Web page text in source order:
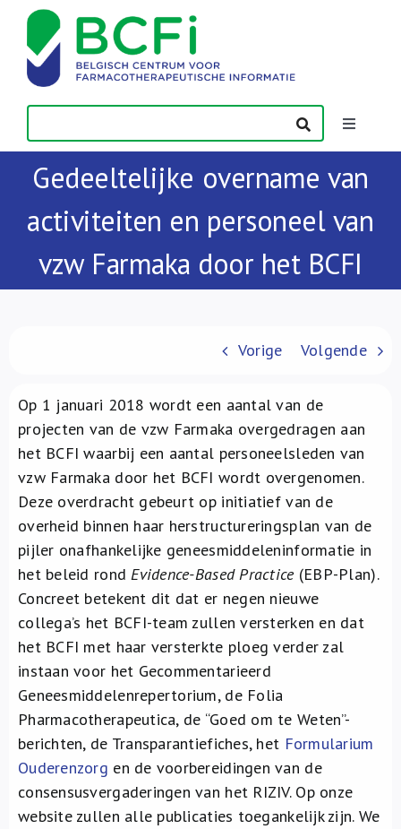
content
Toggle
Nieuws
Publicaties
Vorming
Over ons
Gedeeltelijke overname van
activiteiten en personeel van
vzw Farmaka door het BCFI
Vorige Volgende
Op 1 januari 2018 wordt een aantal van de
projecten van de vzw Farmaka overgedragen aan
het BCFI waarbij een aantal personeelsleden van
vzw Farmaka door het BCFI wordt overgenomen.
Deze overdracht gebeurt op initiatief van de
overheid binnen haar herstructureringsplan van de
pijler onafhankelijke geneesmiddeleninformatie in
het beleid rondEvidence-Based Practice(EBP-Plan).
Concreet betekent dit dat er negen nieuwe
collega’s het BCFI-team zullen versterken en dat
het BCFI met haar versterkte ploeg verder zal
instaan voor het Gecommentarieerd
Geneesmiddelenrepertorium, de Folia
Pharmacotherapeutica, de “Goed om te Weten”-
berichten, de Transparantiefiches, het Formularium
Ouderenzorg en de voorbereidingen van de
consensusvergaderingen van het RIZIV. Op onze
website zullen alle publicaties toegankelijk zijn. We